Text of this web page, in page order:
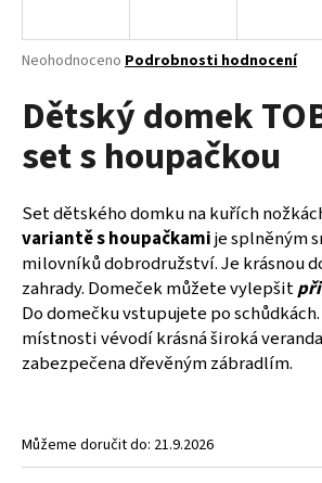
Průměrné
produktu
je
z
hvězdiček.
Neohodnoceno Podrobnosti hodnocení
Dětský domek
set s houpačkou
Set dětského domku na kuřích
variantě s houpačkamije splněným
milovníků dobrodružství. Je krásnou
zahrady. Domeček můžete vylepšit
Do domečku vstupujete po
místnosti vévodí krásná široká
zabezpečena dřevěným zábradlím.
Můžeme doručit do: 21.9.2026
j
t
?
HLEDAT
D
o
r
u